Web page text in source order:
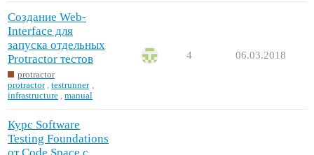
Создание Web-
Interface для
запуска отдельных
Protractor тестов
protractor
protractor ,testrunner
infrastructure ,manual
4 06.03.2018
Курс Software
Testing Foundations